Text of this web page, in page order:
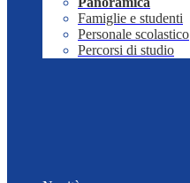
Famiglie e studenti
Personale scolastico
Percorsi di studio